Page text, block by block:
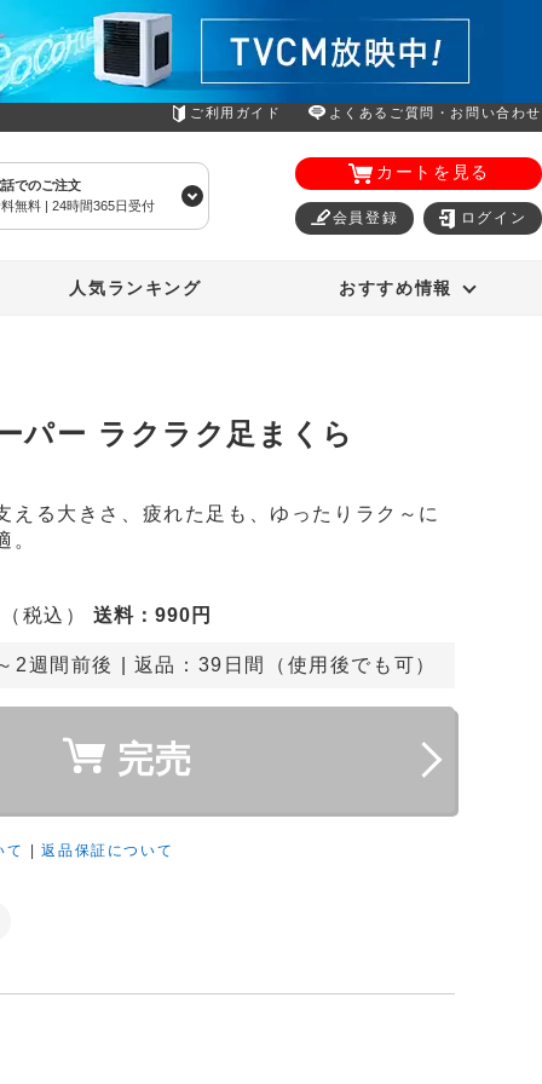
ご利用ガイド よくあるご質問・お問い合わせ
でのご注文
無料 | 24時間365日受付
カートを見る
会員登録 ログイン
人気ランキング おすすめ情報
パー ラクラク足まくら
（税込） 送料 ：990円
2週間前後 | 返品：39日間（使用後でも可）
完売
て |返品保証について
える大きさ、疲れた足も、ゆったりラク～に
。